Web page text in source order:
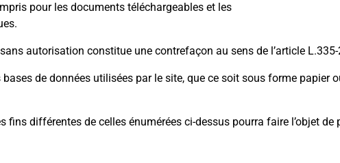
pour les documents téléchargeables et les
autorisation constitue une contrefaçon au sens de l’article
bases de données utilisées par le site, que ce soit sous forme papier
différentes de celles énumérées ci-dessus pourra faire l’objet de